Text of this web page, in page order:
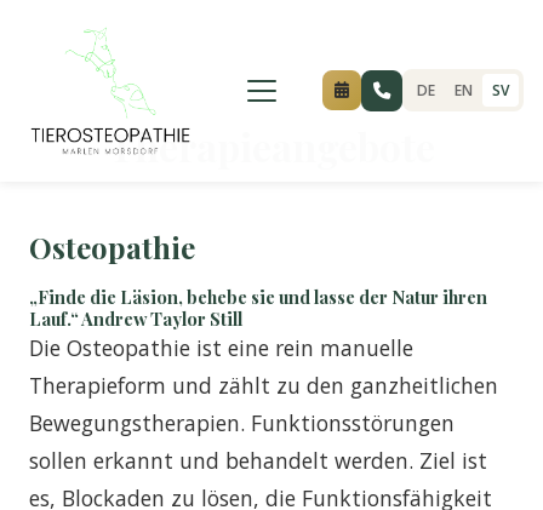
springen
DE EN SV
Therapieangebote
Osteopathie
„Finde die Läsion, behebe sie und lasse der Natur ihren
Lauf.“ Andrew Taylor Still
Die Osteopathie ist eine rein manuelle
Therapieform und zählt zu den ganzheitlichen
Bewegungstherapien. Funktionsstörungen
sollen erkannt und behandelt werden. Ziel ist
es, Blockaden zu lösen, die Funktionsfähigkeit